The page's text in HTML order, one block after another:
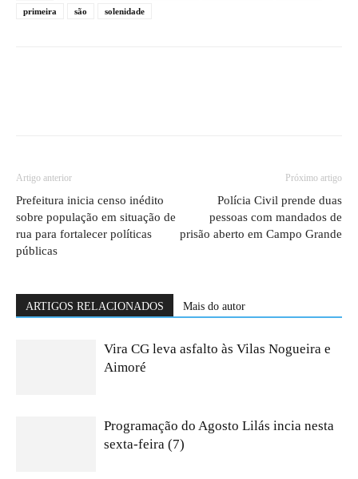
primeira
são solenidade
Artigo anterior
Prefeitura inicia censo inédito
sobre população em situação de
rua para fortalecer políticas
públicas
Próximo artigo
Polícia Civil prende duas
pessoas com mandados de
prisão aberto em Campo Grande
ARTIGOS RELACIONADOS Mais do autor
Vira CG leva asfalto às Vilas Nogueira e
Aimoré
Programação do Agosto Lilás incia nesta
sexta-feira (7)